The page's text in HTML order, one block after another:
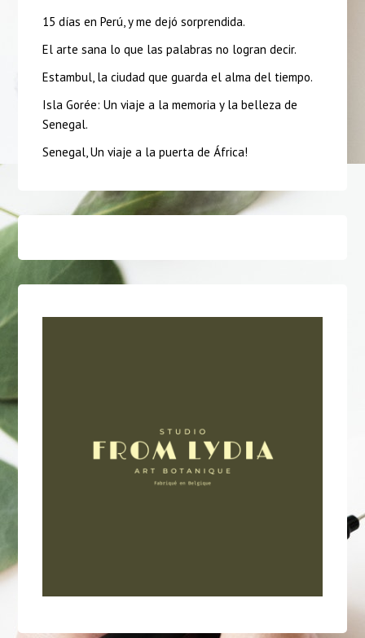
15 días en Perú, y me dejó sorprendida.
El arte sana lo que las palabras no logran decir.
Estambul, la ciudad que guarda el alma del tiempo.
Isla Gorée: Un viaje a la memoria y la belleza de
Senegal.
Senegal, Un viaje a la puerta de África!